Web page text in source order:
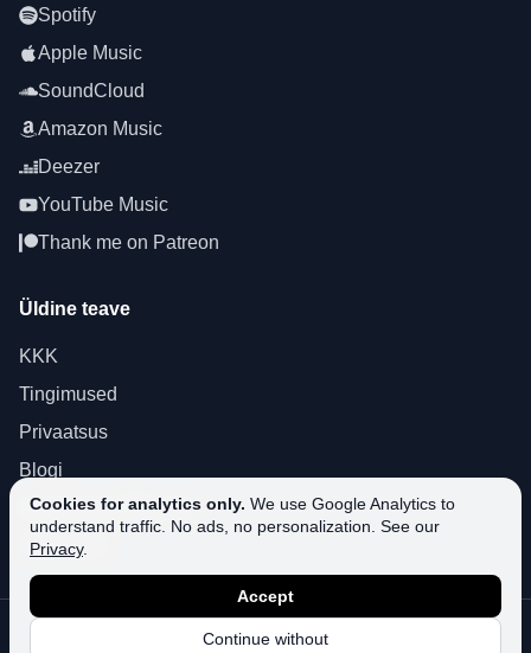
Cookies for analytics only. We use Google Analytics to
understand traffic. No ads, no personalization. See our
Privacy.
Continue without
Accept
Spotify
Apple Music
SoundCloud
Amazon Music
Deezer
YouTube Music
Thank me on Patreon
Üldine teave
KKK
Tingimused
Privaatsus
Blogi
About SoundPlusUA
Toetamine
SoundPlusUA. Kõik õigused kaitstud.